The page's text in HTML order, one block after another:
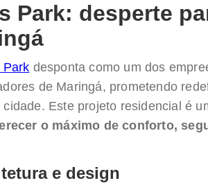
Park: desperte
Park desponta como um dos
de Maringá, prometendo
cidade. Este projeto residencial é
o máximo de conforto,
e design